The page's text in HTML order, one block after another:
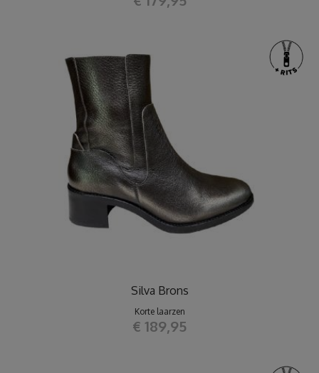
Silva Brons
Korte laarzen
€ 189,95